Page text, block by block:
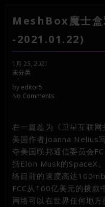
MeshBox魔士
-2021.01.22)
1月 23, 2021
未分类
-
by editor5
No Comments
在一篇题为《卫星互联
美国作者Joanna Nelius
夺美国联邦通信委员会
括Elon Musk的SpaceX
络目前的速度高达
FCC从160亿美元的拨款
网络可以在世界任何地